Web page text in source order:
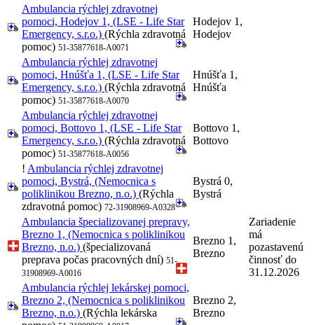
Ambulancia rýchlej zdravotnej
pomoci, Hodejov 1, (LSE - Life Star
Emergency, s.r.o.) (Rýchla zdravotná
pomoc) 51-35877618-A0071
Hodejov 1,
Hodejov
Ambulancia rýchlej zdravotnej
pomoci, Hnúšťa 1, (LSE - Life Star
Emergency, s.r.o.) (Rýchla zdravotná
pomoc) 51-35877618-A0070
Hnúšťa 1,
Hnúšťa
Ambulancia rýchlej zdravotnej
pomoci, Bottovo 1, (LSE - Life Star
Emergency, s.r.o.) (Rýchla zdravotná
pomoc) 51-35877618-A0056
Bottovo 1,
Bottovo
! Ambulancia rýchlej zdravotnej
pomoci, Bystrá, (Nemocnica s
poliklinikou Brezno, n.o.) (Rýchla
zdravotná pomoc) 72-31908969-A0328
Bystrá 0,
Bystrá
Ambulancia špecializovanej prepravy,
Brezno 1, (Nemocnica s poliklinikou
Brezno, n.o.) (špecializovaná
preprava počas pracovných dní) 51-
31908969-A0016
Brezno 1,
Brezno
Zariadenie
má
pozastavenú
činnosť do
31.12.2026
Ambulancia rýchlej lekárskej pomoci,
Brezno 2, (Nemocnica s poliklinikou
Brezno, n.o.) (Rýchla lekárska
Brezno 2,
Brezno